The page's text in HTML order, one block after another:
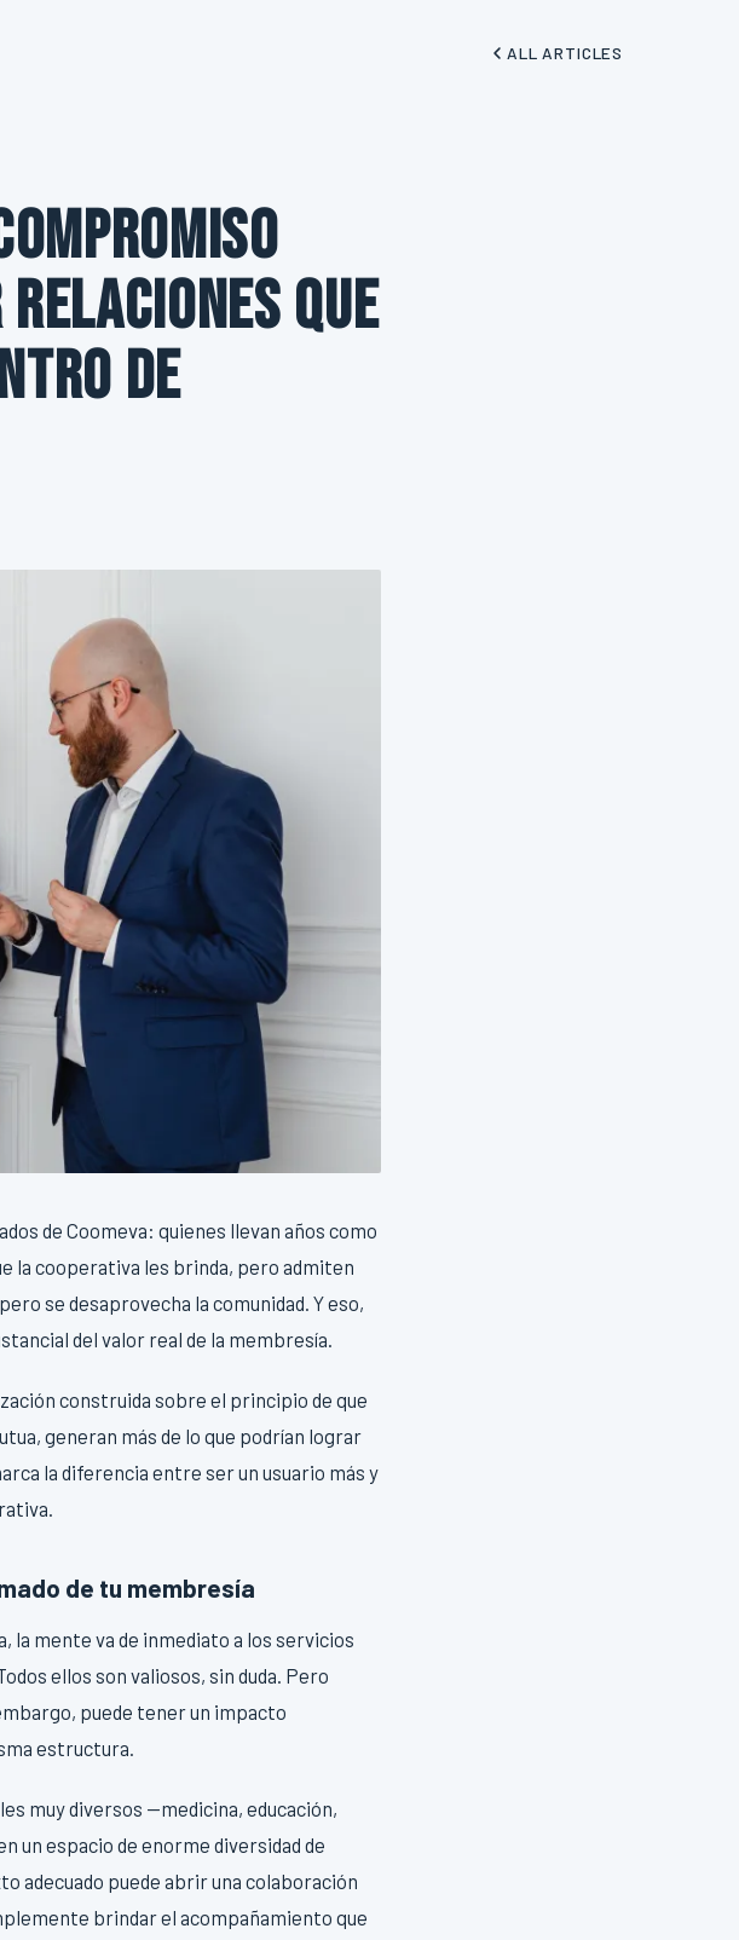
ALL ARTICLES
que
de
de Coomeva: quienes llevan años como
la cooperativa les brinda, pero admiten
se desaprovecha la comunidad. Y eso,
del valor real de la membresía.
construida sobre el principio de que
generan más de lo que podrían lograr
la diferencia entre ser un usuario más y
de tu membresía
la mente va de inmediato a los servicios
ellos son valiosos, sin duda. Pero
puede tener un impacto
estructura.
muy diversos —medicina, educación,
un espacio de enorme diversidad de
adecuado puede abrir una colaboración
brindar el acompañamiento que